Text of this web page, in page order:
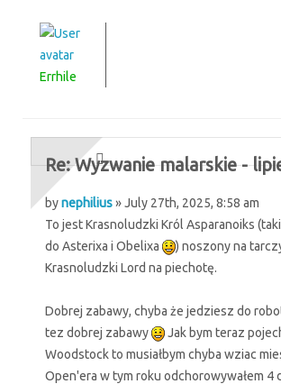
Errhile
Re: Wyzwanie malarskie -
bynephilius» July 27th, 2025, 8:58 am
To jest Krasnoludzki Król Asparanoiks
do Asterixa i Obelixa
) noszony na
Krasnoludzki Lord na piechotę.
Dobrej zabawy, chyba że jedziesz do
tez dobrej zabawy
Jak bym teraz
Woodstock to musiałbym chyba wziac
Open'era w tym roku odchorowywałem 4